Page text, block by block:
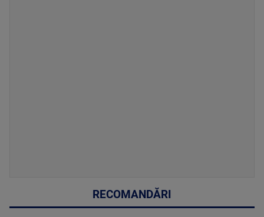
RECOMANDĂRI